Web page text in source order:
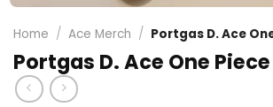
Home / Ace Merch / Portgas D. Ace
Portgas D. Ace One